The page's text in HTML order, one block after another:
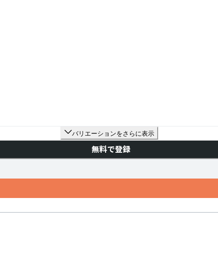
バリエーションをさらに表示
無料で登録